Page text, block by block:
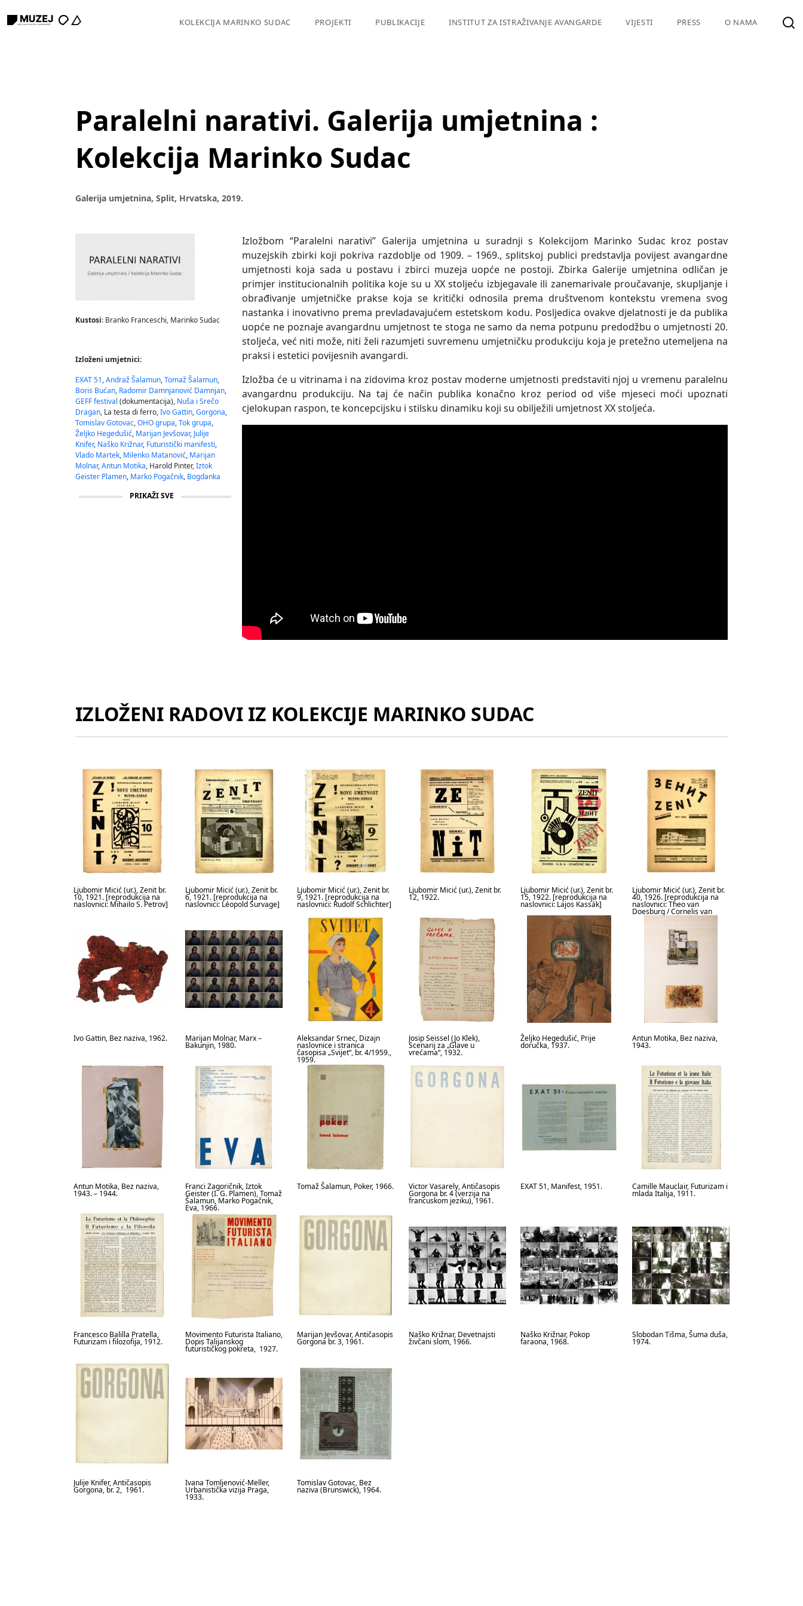
KOLEKCIJA MARINKO SUDAC PROJEKTI PUBLIKACIJE INSTITUT ZA ISTRAŽIVANJE AVANGARDE VIJESTI PRESS O NAMA
Paralelni narativi. Galerija umjetnina :
Kolekcija Marinko Sudac
Galerija umjetnina, Split, Hrvatska, 2019.
Kustosi: Branko Franceschi, Marinko Sudac
Izloženi umjetnici:
EXAT 51,Andraž Šalamun,Tomaž Šalamun,
Boris Bućan, Radomir Damnjanović Damnjan,
GEFF festival (dokumentacija), Nuša i Srečo
Dragan, La testa di ferro,Ivo Gattin,Gorgona,
Tomislav Gotovac,OHO grupa,Tok grupa,
Željko Hegedušić, Marijan Jevšovar, Julije
Knifer, Naško Križnar, Futuristički manifesti,
Vlado Martek, Milenko Matanović, Marijan
Molnar,Antun Motika, Harold Pinter,Iztok
Geister Plamen, Marko Pogačnik, Bogdanka
Slobodan Tišma
,Ivana Tomljenović-Meller,
PRIKAŽI SVE
Izložbom “Paralelni narativi” Galerija umjetnina u suradnji s Kolekcijom Marinko Sudac kroz postav
muzejskih zbirki koji pokriva razdoblje od 1909. – 1969., splitskoj publici predstavlja povijest avangardne
umjetnosti koja sada u postavu i zbirci muzeja uopće ne postoji. Zbirka Galerije umjetnina odličan je
primjer institucionalnih politika koje su u XX stoljeću izbjegavale ili zanemarivale proučavanje, skupljanje i
obrađivanje umjetničke prakse koja se kritički odnosila prema društvenom kontekstu vremena svog
nastanka i inovativno prema prevladavajućem estetskom kodu. Posljedica ovakve djelatnosti je da publika
uopće ne poznaje avangardnu umjetnost te stoga ne samo da nema potpunu predodžbu o umjetnosti 20.
stoljeća, već niti može, niti želi razumjeti suvremenu umjetničku produkciju koja je pretežno utemeljena na
praksi i estetici povijesnih avangardi.
Izložba će u vitrinama i na zidovima kroz postav moderne umjetnosti predstaviti njoj u vremenu paralelnu
avangardnu produkciju. Na taj će način publika konačno kroz period od više mjeseci moći upoznati
cjelokupan raspon, te koncepcijsku i stilsku dinamiku koji su obilježili umjetnost XX stoljeća.
IZLOŽENI RADOVI IZ KOLEKCIJE MARINKO SUDAC
Ljubomir Micić (ur.), Zenit br.
10, 1921. [reprodukcija na
naslovnici: Mihailo S. Petrov]
Ljubomir Micić (ur.), Zenit br.
6, 1921. [reprodukcija na
naslovnici: Léopold Survage]
Ljubomir Micić (ur.), Zenit br.
9, 1921. [reprodukcija na
naslovnici: Rudolf Schlichter]
Ljubomir Micić (ur.), Zenit br.
12, 1922.
Ljubomir Micić (ur.), Zenit br.
15, 1922. [reprodukcija na
naslovnici: Lajos Kassák]
Ljubomir Micić (ur.), Zenit br.
40, 1926. [reprodukcija na
naslovnici: Theo van
Doesburg / Cornelis van
Eesteren]
Ivo Gattin, Bez naziva, 1962. Marijan Molnar, Marx –
Bakunjin, 1980.
Aleksandar Srnec, Dizajn
naslovnice i stranica
časopisa „Svijet“, br. 4/1959.,
1959.
Josip Seissel (Jo Klek),
Scenarij za „Glave u
vrećama“, 1932.
Željko Hegedušić, Prije
doručka, 1937.
Antun Motika, Bez naziva,
1943.
Antun Motika, Bez naziva,
1943. – 1944.
Franci Zagoričnik, Iztok
Geister (I. G. Plamen), Tomaž
Šalamun, Marko Pogačnik,
Eva, 1966.
Tomaž Šalamun, Poker, 1966. Victor Vasarely, Antičasopis
Gorgona br. 4 (verzija na
francuskom jeziku), 1961.
EXAT 51, Manifest, 1951. Camille Mauclair, Futurizam i
mlada Italija, 1911.
Francesco Balilla Pratella,
Futurizam i filozofija, 1912.
Movimento Futurista Italiano,
Dopis Talijanskog
futurističkog pokreta, 1927.
Marijan Jevšovar, Antičasopis
Gorgona br. 3, 1961.
Naško Križnar, Devetnajsti
živčani slom, 1966.
Naško Križnar, Pokop
faraona, 1968.
Slobodan Tišma, Šuma duša,
1974.
Julije Knifer, Antičasopis
Gorgona, br. 2, 1961.
Ivana Tomljenović-Meller,
Urbanistička vizija Praga,
1933.
Tomislav Gotovac, Bez
naziva (Brunswick), 1964.